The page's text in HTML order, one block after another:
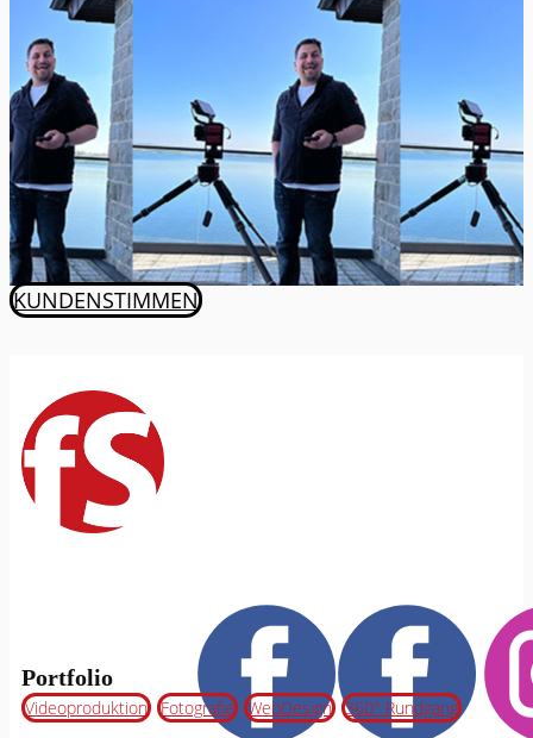
KUNDENSTIMMEN
Portfolio
Videoproduktion Fotografie WebDesign 360° Rundgang